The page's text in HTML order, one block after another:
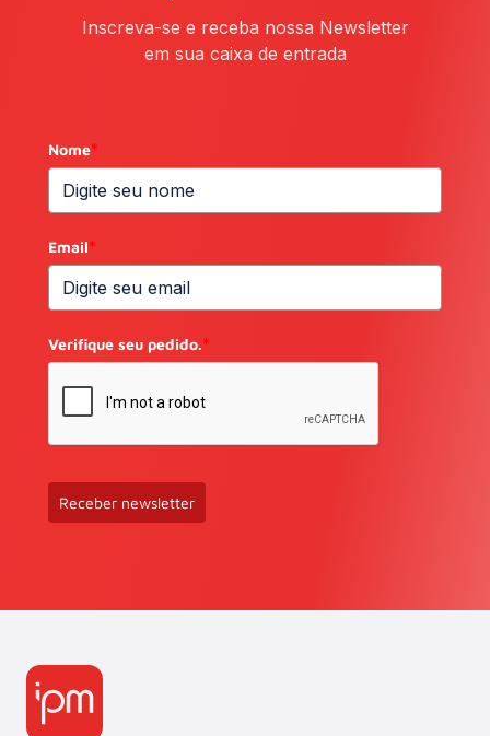
Inscreva-se e receba nossa Newsletter
em sua caixa de entrada
Nome*
Email*
Verifique seu pedido.*
Receber newsletter